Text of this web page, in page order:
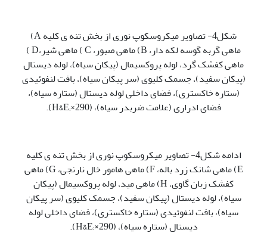
شکل4- تصاویر میکروسکوپ نوری از بخش تنه ی کلیه A)
ماهی گربه گوسه لکه دار، B) ماهی صبور، C ) ماهی شیر،D )
ماهی کفشک گرد، لوله پروکسیمال (پیکان سیاه)، لوله دیستال
(پیکان سفید)، جسمک کلیوی (سر پیکان سیاه)، بافت لنفوئیدی
(ستاره خاکستری)، فضای داخلی لوله دیستال (ستاره سیاه)،
فضای ادراری (علامت ضربدر سیاه)، (H&E;×290).
ادامه شکل4- تصاویر میکروسکوپ نوری از بخش تنه ی کلیه
E) ماهی شانک زرد باله، F) ماهی هامور خال نارنجی، G) ماهی
کفشک زبان گاوی، H) ماهی مید، لوله پروکسیمال (پیکان
سیاه)، لوله دیستال (پیکان سفید)، جسمک کلیوی (سر پیکان
سیاه)، بافت لنفوئیدی (ستاره خاکستری)، فضای داخلی لوله
دیستال (ستاره سیاه)، (H&E;×290).